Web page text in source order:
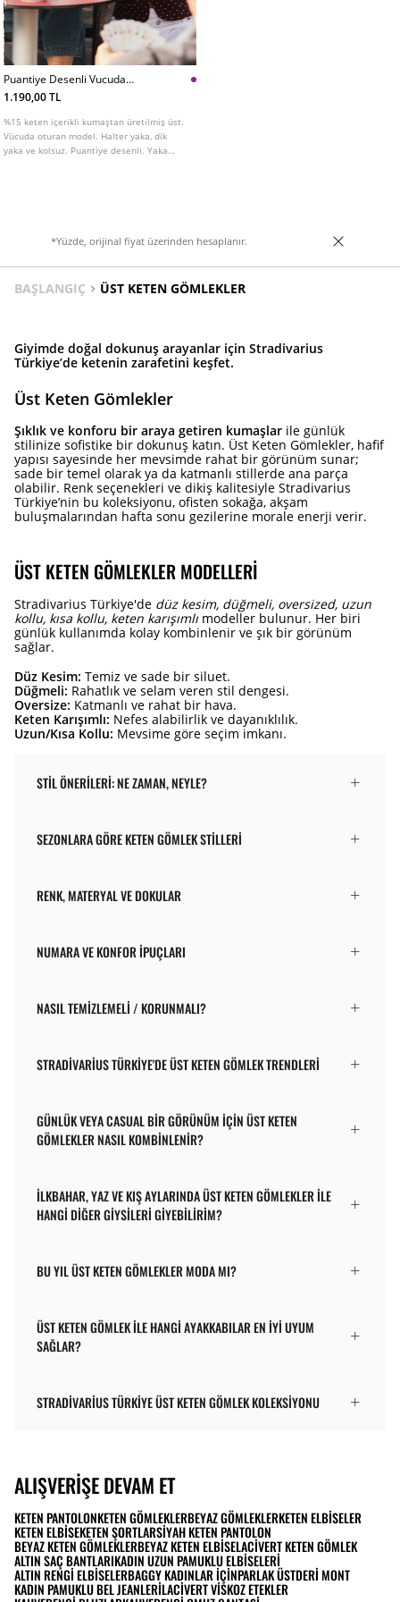
Puantiye Desenli Vucuda
Oturan Top
1.190,00 TL
%15 keten içerikli kumaştan üretilmiş üst.
Vücuda oturan model. Halter yaka, dik
yaka ve kolsuz. Puantiye desenli. Yaka
*Yüzde, orijinal fiyat üzerinden hesaplanır.
BAŞLANGIÇ ÜST KETEN GÖMLEKLER
Giyimde doğal dokunuş arayanlar için Stradivarius
Türkiye’de ketenin zarafetini keşfet.
Üst Keten Gömlekler
Şıklık ve konforu bir araya getiren kumaşlar ile günlük
stilinize sofistike bir dokunuş katın. Üst Keten Gömlekler, hafif
yapısı sayesinde her mevsimde rahat bir görünüm sunar;
sade bir temel olarak ya da katmanlı stillerde ana parça
olabilir. Renk seçenekleri ve dikiş kalitesiyle Stradivarius
Türkiye’nin bu koleksiyonu, ofisten sokağa, akşam
buluşmalarından hafta sonu gezilerine morale enerji verir.
ÜST KETEN GÖMLEKLER MODELLERI
Stradivarius Türkiye'de düz kesim, düğmeli, oversized, uzun
kollu, kısa kollu, keten karışımlı modeller bulunur. Her biri
günlük kullanımda kolay kombinlenir ve şık bir görünüm
sağlar.
Düz Kesim: Temiz ve sade bir siluet.
Düğmeli: Rahatlık ve selam veren stil dengesi.
Oversize: Katmanlı ve rahat bir hava.
Keten Karışımlı: Nefes alabilirlik ve dayanıklılık.
Uzun/Kısa Kollu: Mevsime göre seçim imkanı.
STIL ÖNERILERI: NE ZAMAN, NEYLE?
SEZONLARA GÖRE KETEN GÖMLEK STILLERI
RENK, MATERYAL VE DOKULAR
NUMARA VE KONFOR İPUÇLARI
NASIL TEMIZLEMELI / KORUNMALI?
STRADIVARIUS TÜRKIYE'DE ÜST KETEN GÖMLEK TRENDLERI
GÜNLÜK VEYA CASUAL BIR GÖRÜNÜM IÇIN ÜST KETEN
GÖMLEKLER NASIL KOMBINLENIR?
İLKBAHAR, YAZ VE KIŞ AYLARINDA ÜST KETEN GÖMLEKLER ILE
HANGI DIĞER GIYSILERI GIYEBILIRIM?
BU YIL ÜST KETEN GÖMLEKLER MODA MI?
ÜST KETEN GÖMLEK ILE HANGI AYAKKABILAR EN IYI UYUM
SAĞLAR?
STRADIVARIUS TÜRKIYE ÜST KETEN GÖMLEK KOLEKSIYONU
ALIŞVERIŞE DEVAM ET
KETEN PANTOLONKETEN GÖMLEKLERBEYAZ GÖMLEKLERKETEN ELBISELER
KETEN ELBISEKETEN ŞORTLARSIYAH KETEN PANTOLON
BEYAZ KETEN GÖMLEKLERBEYAZ KETEN ELBISELACIVERT KETEN GÖMLEK
ALTIN SAÇ BANTLARIKADIN UZUN PAMUKLU ELBISELERI
ALTIN RENGI ELBISELERBAGGY KADINLAR İÇINPARLAK ÜSTDERI MONT
KADIN PAMUKLU BEL JEANLERILACIVERT VISKOZ ETEKLER